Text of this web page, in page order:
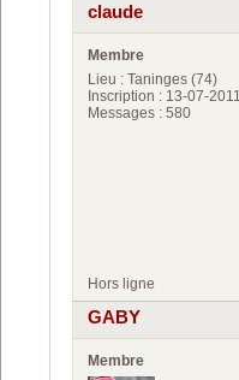
claude
Membre
Lieu : Taninges (74)
Inscription : 13-07-2011
Messages : 580
Hors ligne
GABY
Membre